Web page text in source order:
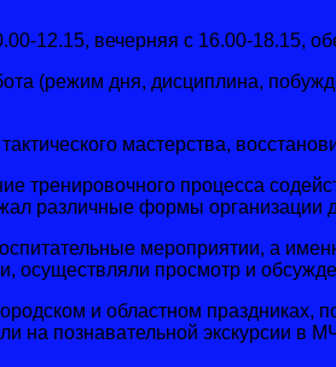
12.15, вечерняя с 16.00-18.15,
(режим дня, дисциплина,
мастерства,
тренировочного процесса
различные формы организации
мероприятии, а
осуществляли просмотр и
и областном праздниках,
познавательной экскурсии в